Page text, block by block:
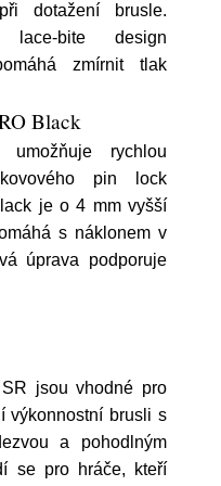
dotažení brusle.
lace-bite design
zmírnit tlak
Black
rychlou
pin lock
je o 4 mm vyšší
s náklonem v
úprava podporuje
jsou vhodné pro
výkonnostní brusli s
a pohodlným
se pro hráče, kteří